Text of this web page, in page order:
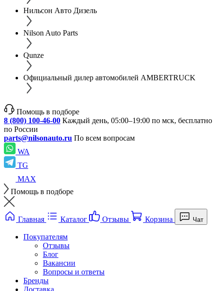
Нильсон Авто Дизель
Nilson Auto Parts
Qunze
Официальный дилер автомобилей AMBERTRUCK
Помощь в подборе
8 (800) 100-46-00 Каждый день, 05:00–19:00 по мск, бесплатно
по России
parts@nilsonauto.ru По всем вопросам
WA
TG
MAX
Помощь в подборе
Главная Каталог Отзывы Корзина Чат
Покупателям
Отзывы
Блог
Вакансии
Вопросы и ответы
Бренды
Доставка